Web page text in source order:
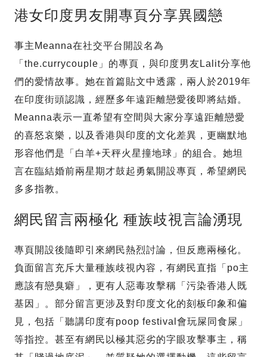
港女印度男友開專頁分享異國戀
事主Meanna在社交平台開設名為
「the.currycouple」的專頁，與印度男友Lalit分享他
們的愛情故事。她在首篇貼文中透露，兩人於2019年
在印度街頭認識，經歷多年遠距離戀愛後即將結婚。
Meanna表示一直希望有空間與大家分享遠距離戀愛
的喜怒哀樂，以及香港與印度的文化差異，更幽默地
形容他們是「白羊+天秤火星撞地球」的組合。她坦
言在臨結婚前兩星期才鼓起勇氣開設專頁，希望網民
多多指教。
網民留言兩極化 種族歧視言論湧現
專頁開設後隨即引來網民熱烈討論，但反應兩極化。
負面留言充斥大量種族歧視內容，有網民直指「po主
應該有戀臭癖」，更有人惡毒攻擊稱「污染香港人既
基因」。部分留言更涉及對印度文化的刻板印象和偏
見，包括「聽講印度有poop festival會玩屎同食屎」
等指控。甚至有網民以極其惡劣的字眼攻擊事主，稱